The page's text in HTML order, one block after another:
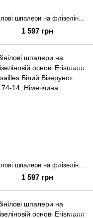
Вінілові шпалери на флізеліновій основі Erismann Versailles Бежевий Однотон 12172-30
1 597 грн
1 597 грн